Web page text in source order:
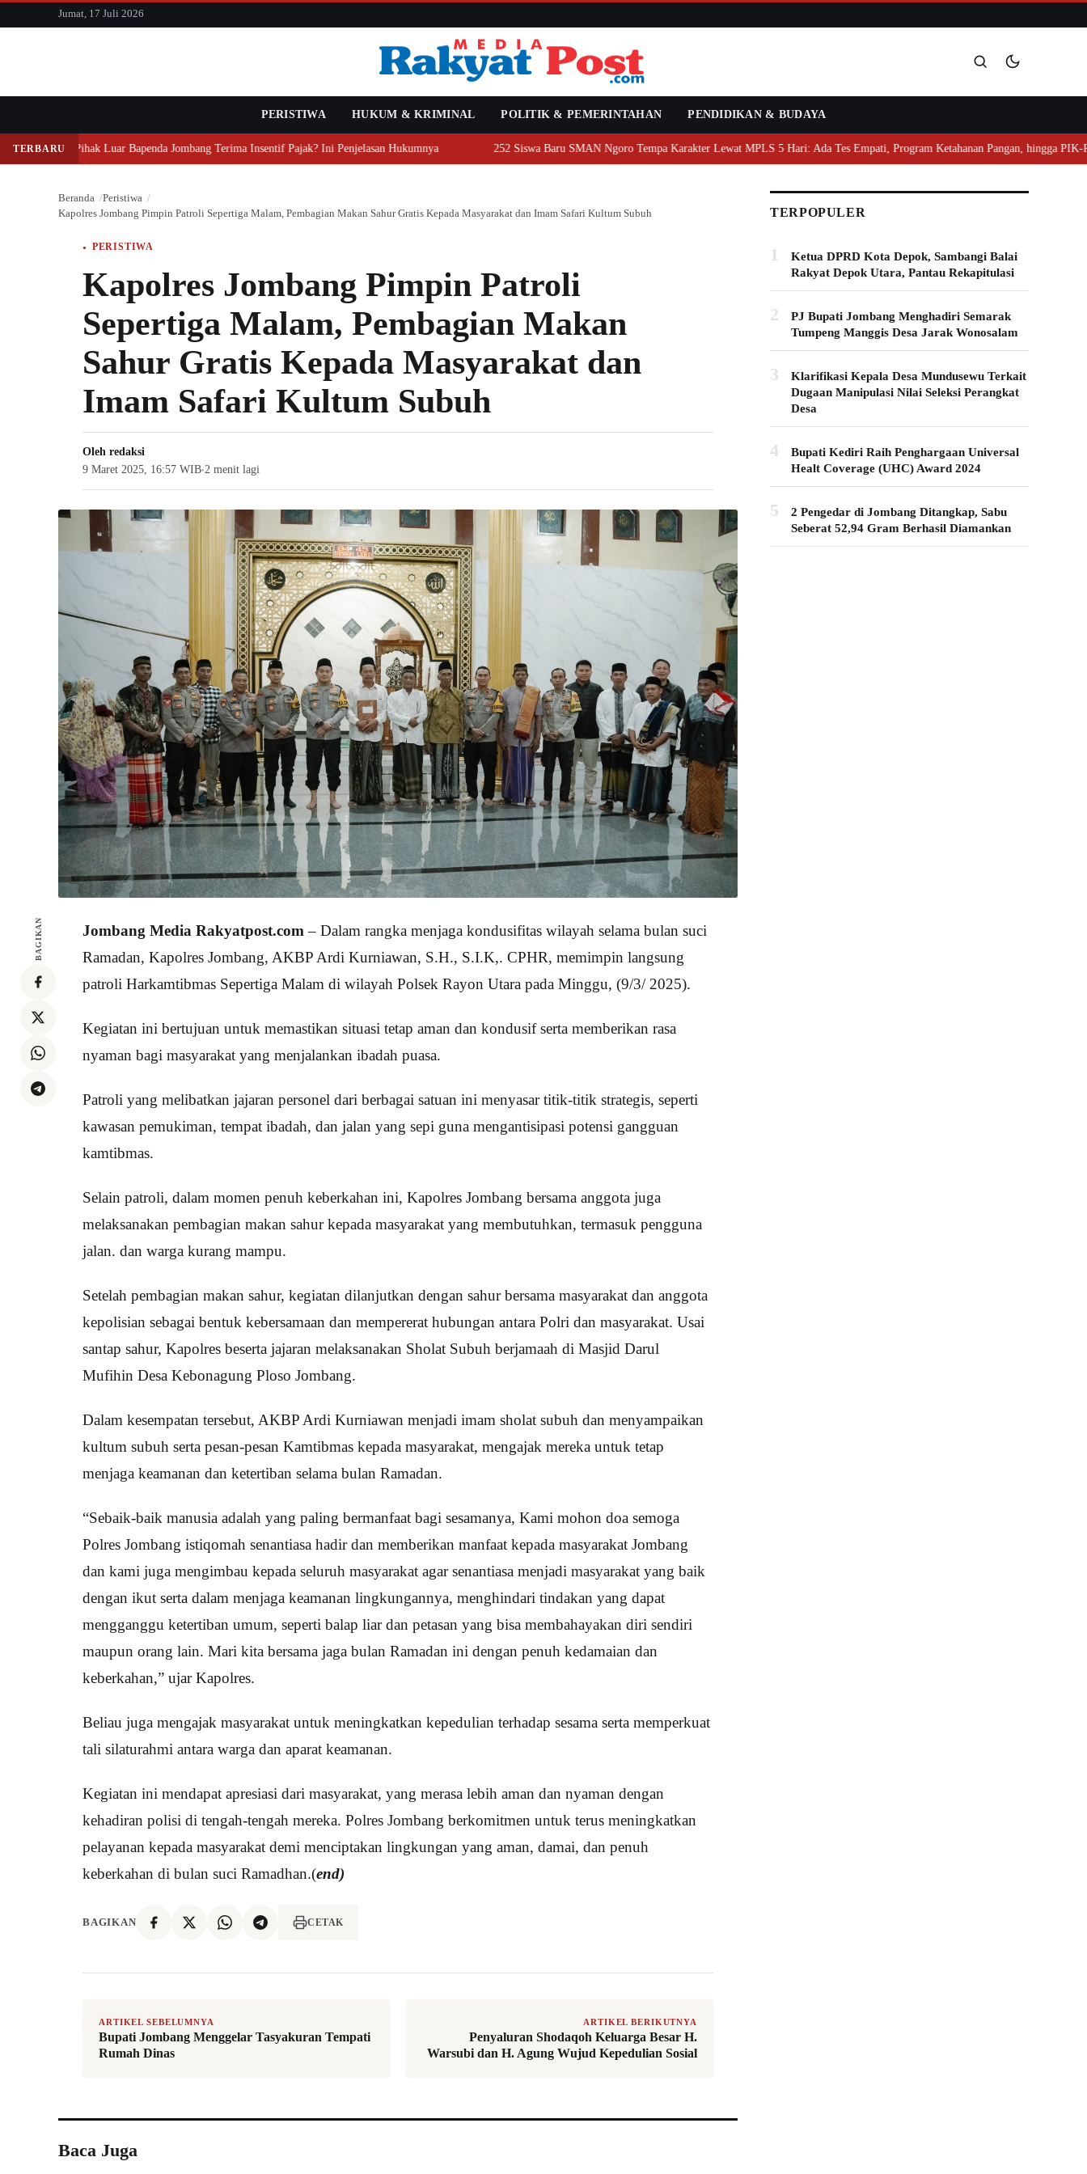
Jumat, 17 Juli 2026
Cari
PERISTIWA HUKUM & KRIMINAL POLITIK & PEMERINTAHAN PENDIDIKAN & BUDAYA
TERBARU
Mengapa Pihak Luar Bapenda Jombang Terima Insentif Pajak? Ini Penjelasan Hukumnya 252 Siswa Baru SMAN Ngoro Tempa Karakter Lewat MPLS 5 Hari: Ada Tes Empati, Program Ketahanan Pangan, hingga PIK-R
Beranda
Peristiwa
Kapolres Jombang Pimpin Patroli Sepertiga Malam, Pembagian Makan Sahur Gratis Kepada Masyarakat dan Imam Safari Kultum Subuh
PERISTIWA
Kapolres Jombang Pimpin Patroli
Sepertiga Malam, Pembagian Makan
Sahur Gratis Kepada Masyarakat dan
Imam Safari Kultum Subuh
Oleh redaksi
9 Maret 2025, 16:57 WIB●2 menit lagi
BAGIKAN Jombang Media Rakyatpost.com – Dalam rangka menjaga kondusifitas wilayah selama bulan suci
Ramadan, Kapolres Jombang, AKBP Ardi Kurniawan, S.H., S.I.K,. CPHR, memimpin langsung
patroli Harkamtibmas Sepertiga Malam di wilayah Polsek Rayon Utara pada Minggu, (9/3/ 2025).
Kegiatan ini bertujuan untuk memastikan situasi tetap aman dan kondusif serta memberikan rasa
nyaman bagi masyarakat yang menjalankan ibadah puasa.
Patroli yang melibatkan jajaran personel dari berbagai satuan ini menyasar titik-titik strategis, seperti
kawasan pemukiman, tempat ibadah, dan jalan yang sepi guna mengantisipasi potensi gangguan
kamtibmas.
Selain patroli, dalam momen penuh keberkahan ini, Kapolres Jombang bersama anggota juga
melaksanakan pembagian makan sahur kepada masyarakat yang membutuhkan, termasuk pengguna
jalan. dan warga kurang mampu.
Setelah pembagian makan sahur, kegiatan dilanjutkan dengan sahur bersama masyarakat dan anggota
kepolisian sebagai bentuk kebersamaan dan mempererat hubungan antara Polri dan masyarakat. Usai
santap sahur, Kapolres beserta jajaran melaksanakan Sholat Subuh berjamaah di Masjid Darul
Mufihin Desa Kebonagung Ploso Jombang.
Dalam kesempatan tersebut, AKBP Ardi Kurniawan menjadi imam sholat subuh dan menyampaikan
kultum subuh serta pesan-pesan Kamtibmas kepada masyarakat, mengajak mereka untuk tetap
menjaga keamanan dan ketertiban selama bulan Ramadan.
“Sebaik-baik manusia adalah yang paling bermanfaat bagi sesamanya, Kami mohon doa semoga
Polres Jombang istiqomah senantiasa hadir dan memberikan manfaat kepada masyarakat Jombang
dan kami juga mengimbau kepada seluruh masyarakat agar senantiasa menjadi masyarakat yang baik
dengan ikut serta dalam menjaga keamanan lingkungannya, menghindari tindakan yang dapat
mengganggu ketertiban umum, seperti balap liar dan petasan yang bisa membahayakan diri sendiri
maupun orang lain. Mari kita bersama jaga bulan Ramadan ini dengan penuh kedamaian dan
keberkahan,” ujar Kapolres.
Beliau juga mengajak masyarakat untuk meningkatkan kepedulian terhadap sesama serta memperkuat
tali silaturahmi antara warga dan aparat keamanan.
Kegiatan ini mendapat apresiasi dari masyarakat, yang merasa lebih aman dan nyaman dengan
kehadiran polisi di tengah-tengah mereka. Polres Jombang berkomitmen untuk terus meningkatkan
pelayanan kepada masyarakat demi menciptakan lingkungan yang aman, damai, dan penuh
keberkahan di bulan suci Ramadhan.(end)
BAGIKAN CETAK
ARTIKEL SEBELUMNYA
Bupati Jombang Menggelar Tasyakuran Tempati
Rumah Dinas
ARTIKEL BERIKUTNYA
Penyaluran Shodaqoh Keluarga Besar H.
Warsubi dan H. Agung Wujud Kepedulian Sosial
Baca Juga
TERPOPULER
1
Ketua DPRD Kota Depok, Sambangi Balai
Rakyat Depok Utara, Pantau Rekapitulasi
2
PJ Bupati Jombang Menghadiri Semarak
Tumpeng Manggis Desa Jarak Wonosalam
3
Klarifikasi Kepala Desa Mundusewu Terkait
Dugaan Manipulasi Nilai Seleksi Perangkat
Desa
4
Bupati Kediri Raih Penghargaan Universal
Healt Coverage (UHC) Award 2024
5
2 Pengedar di Jombang Ditangkap, Sabu
Seberat 52,94 Gram Berhasil Diamankan